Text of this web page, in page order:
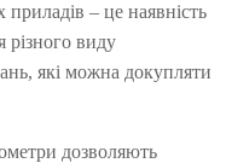
– це наявність
різного виду
які можна докупляти
дозволяють